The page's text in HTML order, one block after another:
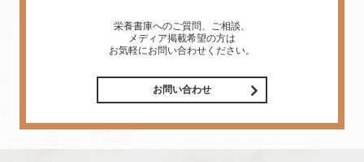
栄養書庫へのご質問、ご相談、
メディア掲載希望の方は
お気軽にお問い合わせください。
お問い合わせ